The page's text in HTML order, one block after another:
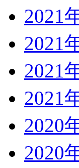
2021
2021
2021
2021
2020
2020